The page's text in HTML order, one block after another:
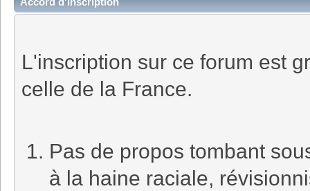
L'inscription sur ce forum est
celle de la France.
Pas de propos tombant
à la haine raciale,